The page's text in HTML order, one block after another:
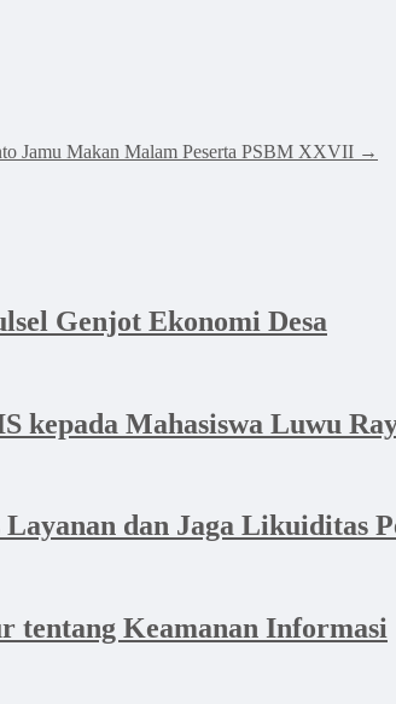
Jamu Makan Malam Peserta PSBM XXVII →
Genjot Ekonomi Desa
Mahasiswa Luwu
dan Jaga Likuiditas
tentang Keamanan Informasi